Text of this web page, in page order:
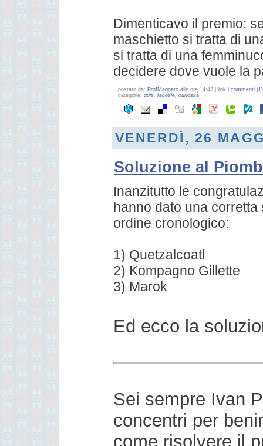
Dimenticavo il premio:
maschietto si tratta di
si tratta di una
decidere dove vuole la
postato da: ProfMagneto alle ore 14:43 | link
commenti (1)
categorie: quiz facezie curiosità
VENERDÌ, 26
Soluzione al
Inanzitutto le
hanno dato una
ordine cronologico:
1) Quetzalcoatl
2) Kompagno Gillette
3) Marok
Ed ecco la
Sei sempre Ivan
concentri per
come risolvere il